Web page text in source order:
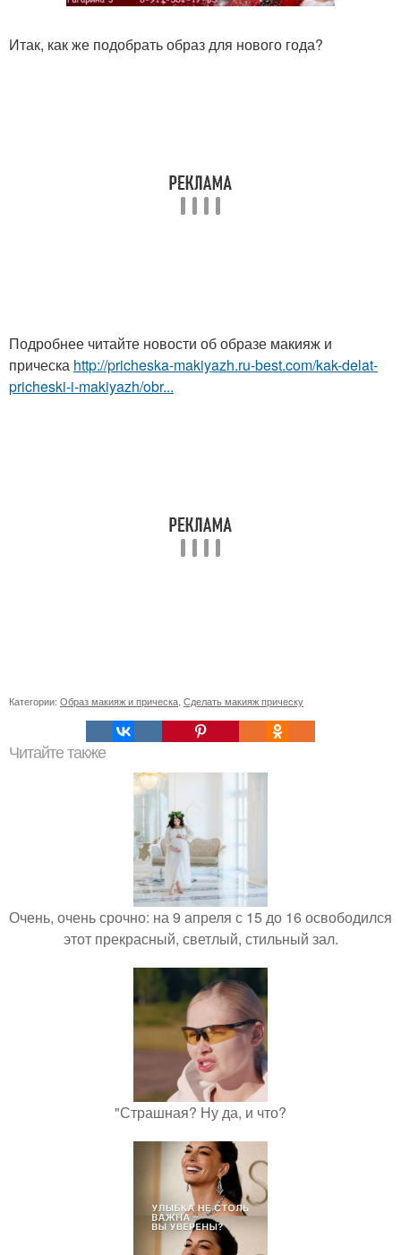
Итак, как же подобрать образ для нового года?
Подробнее читайте новости об образе макияж и
прическа http://pricheska-makiyazh.ru-best.com/kak-delat-
pricheski-i-makiyazh/obr...
Категории: Образ макияж и прическа Сделать макияж прическу
Читайте также
Очень, очень срочно: на 9 апреля с 15 до 16 освободился
этот прекрасный, светлый, стильный зал.
"Страшная? Ну да, и что?